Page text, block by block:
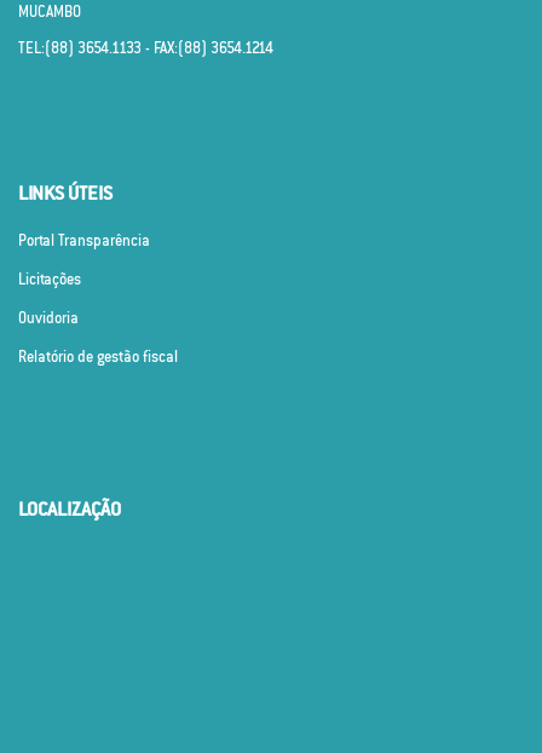
MUCAMBO
TEL:(88) 3654.1133 - FAX:(88) 3654.1214
LINKS ÚTEIS
Portal Transparência
Licitações
Ouvidoria
Relatório de gestão fiscal
LOCALIZAÇÃO